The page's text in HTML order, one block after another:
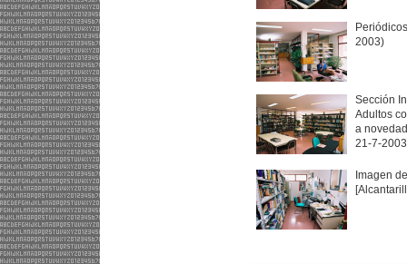
2003)
Sección
Adultos
a
21-7-
Imagen